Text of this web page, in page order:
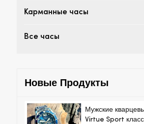
Карманные часы
Все часы
Новые Продукты
Мужские
Virtue Sport